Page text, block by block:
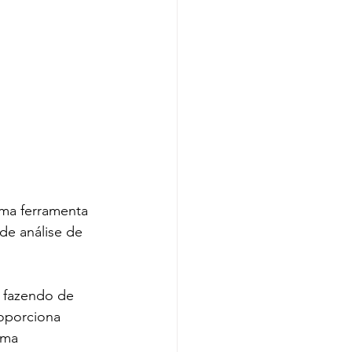
ferramenta
análise de
de